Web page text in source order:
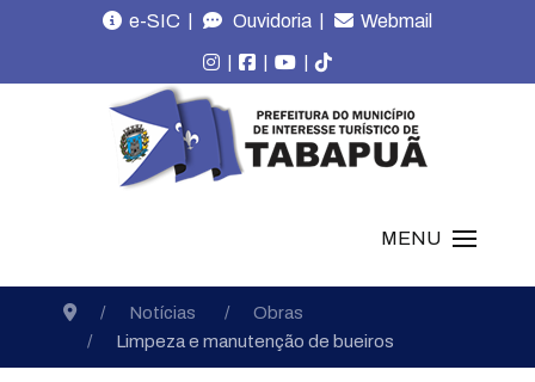
e-SIC | Ouvidoria | Webmail
| | |
MENU
Notícias
Obras
Limpeza e manutenção de bueiros